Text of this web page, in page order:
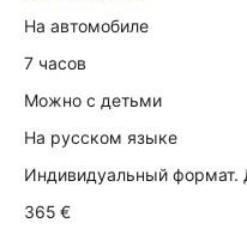
На автомобиле
7 часов
Можно с детьми
На русском языке
Индивидуальный формат.
365 €